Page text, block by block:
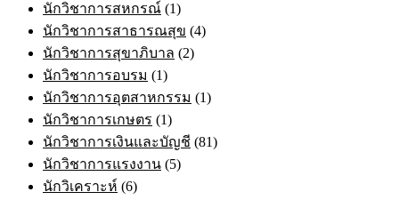
นักวิชาการสหกรณ์ (1)
นักวิชาการสาธารณสุข (4)
นักวิชาการสุขาภิบาล (2)
นักวิชาการอบรม (1)
นักวิชาการอุตสาหกรรม (1)
นักวิชาการเกษตร (1)
นักวิชาการเงินและบัญชี (81)
นักวิชาการแรงงาน (5)
นักวิเคราะห์ (6)